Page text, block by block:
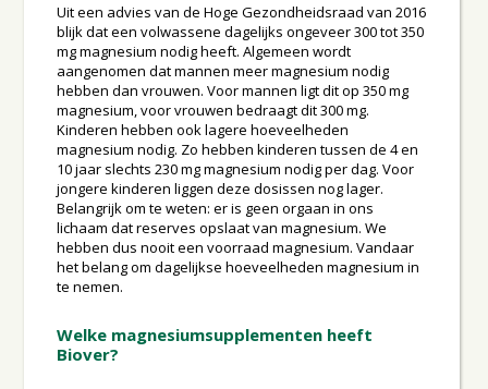
Uit een advies van de Hoge Gezondheidsraad van 2016
blijk dat een volwassene dagelijks ongeveer 300 tot 350
mg magnesium nodig heeft. Algemeen wordt
aangenomen dat mannen meer magnesium nodig
hebben dan vrouwen. Voor mannen ligt dit op 350 mg
magnesium, voor vrouwen bedraagt dit 300 mg.
Kinderen hebben ook lagere hoeveelheden
magnesium nodig. Zo hebben kinderen tussen de 4 en
10 jaar slechts 230 mg magnesium nodig per dag. Voor
jongere kinderen liggen deze dosissen nog lager.
Belangrijk om te weten: er is geen orgaan in ons
lichaam dat reserves opslaat van magnesium. We
hebben dus nooit een voorraad magnesium. Vandaar
het belang om dagelijkse hoeveelheden magnesium in
te nemen.
Welke magnesiumsupplementen heeft
Biover?